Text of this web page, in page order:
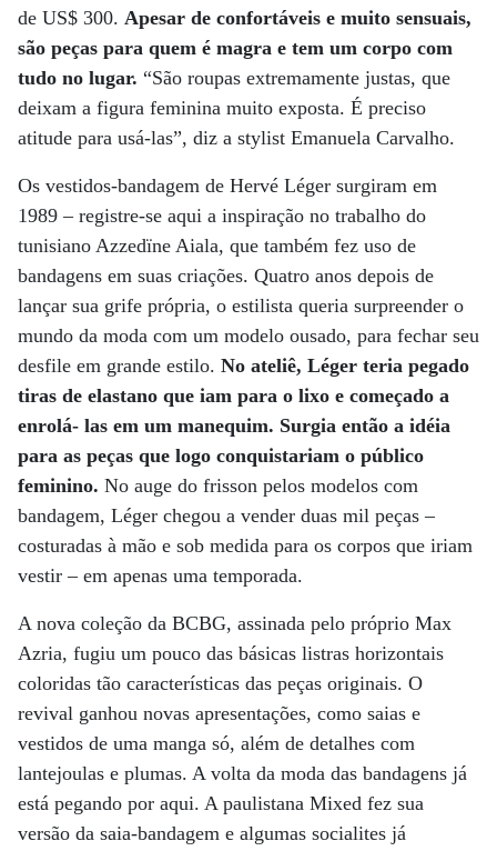
de US$ 300. Apesar de confortáveis e muito sensuais,
são peças para quem é magra e tem um corpo com
tudo no lugar. “São roupas extremamente justas, que
deixam a figura feminina muito exposta. É preciso
atitude para usá-las”, diz a stylist Emanuela Carvalho.
Os vestidos-bandagem de Hervé Léger surgiram em
1989 – registre-se aqui a inspiração no trabalho do
tunisiano Azzedïne Aiala, que também fez uso de
bandagens em suas criações. Quatro anos depois de
lançar sua grife própria, o estilista queria surpreender o
mundo da moda com um modelo ousado, para fechar seu
desfile em grande estilo. No ateliê, Léger teria pegado
tiras de elastano que iam para o lixo e começado a
enrolá- las em um manequim. Surgia então a idéia
para as peças que logo conquistariam o público
feminino. No auge do frisson pelos modelos com
bandagem, Léger chegou a vender duas mil peças –
costuradas à mão e sob medida para os corpos que iriam
vestir – em apenas uma temporada.
A nova coleção da BCBG, assinada pelo próprio Max
Azria, fugiu um pouco das básicas listras horizontais
coloridas tão características das peças originais. O
revival ganhou novas apresentações, como saias e
vestidos de uma manga só, além de detalhes com
lantejoulas e plumas. A volta da moda das bandagens já
está pegando por aqui. A paulistana Mixed fez sua
versão da saia-bandagem e algumas socialites já